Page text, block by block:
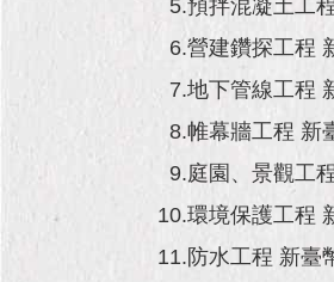
5.預拌混凝土工程
6.營建鑽探工程
7.地下管線工程
8.帷幕牆工程 新
9.庭園、景觀工程
10.環境保護工程
11.防水工程 新臺